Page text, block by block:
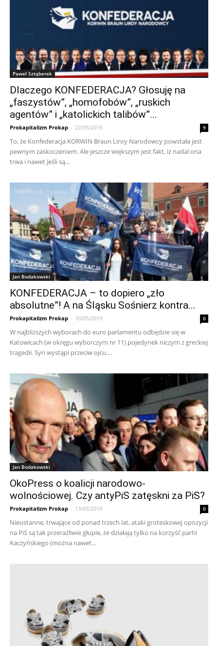
Paweł Sztąberek
Dlaczego KONFEDERACJA? Głosuję na
„faszystów”, „homofobów”, „ruskich
agentów” i „katolickich talibów”...
Prokapitalizm Prokap - 22/05/2019 9
To, że Konfederacja KORWIN Braun Liroy Narodowcy powstała jest
pewnym zaskoczeniem. Ale jeszcze większym jest fakt, iż nadal ona
trwa i nawet jeśli są...
Jan Bodakowski
KONFEDERACJA – to dopiero „zło
absolutne”! A na Śląsku Sośnierz kontra...
Prokapitalizm Prokap - 10/05/2019 0
W najbliższych wyborach do euro parlamentu odbędzie się w
Katowicach (w okręgu wyborczym nr 11) pojedynek niczym z greckiej
tragedii. Syn wystąpi przeciw ojcu....
Jan Bodakowski
OkoPress o koalicji narodowo-
wolnościowej. Czy antyPiS zatęskni za PiS?
Prokapitalizm Prokap - 13/03/2019 0
Nieustanne, trwające od ponad trzech lat, ataki groteskowej opozycji
na PiS są tak przeraźliwie głupie, że działają tylko na korzyść partii
Kaczyńskiego (można nawet...